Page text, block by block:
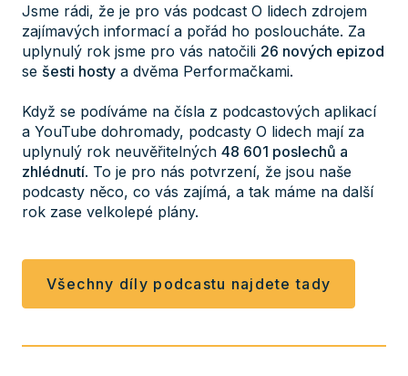
Jsme rádi, že je pro vás podcast O lidech zdrojem
zajímavých informací a pořád ho posloucháte. Za
uplynulý rok jsme pro vás natočili 26 nových epizod
se šesti hosty a dvěma Performačkami.
Když se podíváme na čísla z podcastových aplikací
a YouTube dohromady, podcasty O lidech mají za
uplynulý rok neuvěřitelných 48 601 poslechů a
zhlédnutí. To je pro nás potvrzení, že jsou naše
podcasty něco, co vás zajímá, a tak máme na další
rok zase velkolepé plány.
Všechny díly podcastu najdete tady